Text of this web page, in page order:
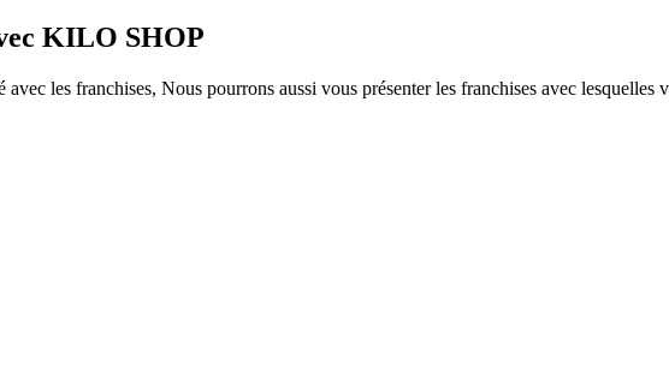
KILO SHOP
les franchises, Nous pourrons aussi vous présenter les franchises avec lesquelles